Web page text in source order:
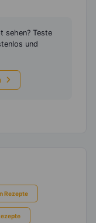
sehen? Teste
und
Rezepte